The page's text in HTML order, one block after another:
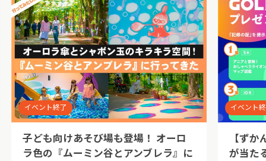
イベント終了
子ども向けあそび場も登場！ オーロ
ラ色の『ムーミン谷とアンブレラ』に
イベント
【ず
が当た